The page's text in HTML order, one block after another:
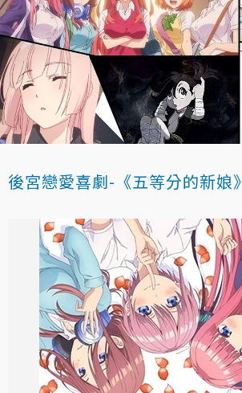
後宮戀愛喜劇-《五等分的新娘》